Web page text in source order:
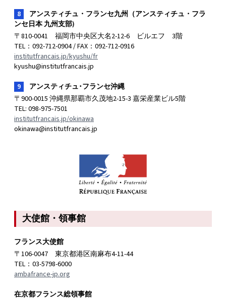
8
アンスティチュ・フランセ九州（アンスティチュ・フラ
ンセ日本 九州支部)
〒810-0041 福岡市中央区大名2-12-6 ビルエフ 3階
TEL：092-712-0904 / FAX：092-712-0916
institutfrancais.jp/kyushu/fr
kyushu@institutfrancais.jp
9
アンスティチュ･フランセ沖縄
〒900-0015 沖縄県那覇市久茂地2-15-3 嘉栄産業ビル5階
TEL: 098-975-7501
institutfrancais.jp/okinawa
okinawa@institutfrancais.jp
大使館・領事館
フランス大使館
〒106-0047 東京都港区南麻布4-11-44
TEL：03-5798-6000
ambafrance-jp.org
在京都フランス総領事館